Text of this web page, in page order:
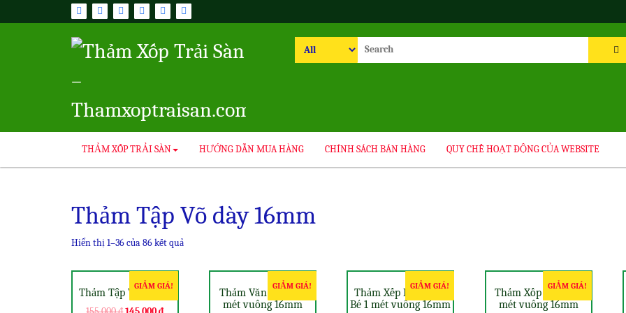
for:
THẢM XỐP TRẢI SÀN HƯỚNG DẪN MUA HÀNG CHÍNH SÁCH BÁN HÀNG QUY CHẾ HOẠT ĐỘNG CỦA WEBSITE
Thảm Tập Võ dày 16mm
Hiển thị 1–36 của 86 kết quả
GIẢM GIÁ!
Thảm Tập Võ 16mm
GIẢM GIÁ!
Thảm Văn Phòng 1
mét vuông 16mm
GIẢM GIÁ!
Thảm Xếp Hình Cho
Bé 1 mét vuông 16mm
GIẢM GIÁ!
Thảm Xốp Cho Bé 1
mét vuông 16mm